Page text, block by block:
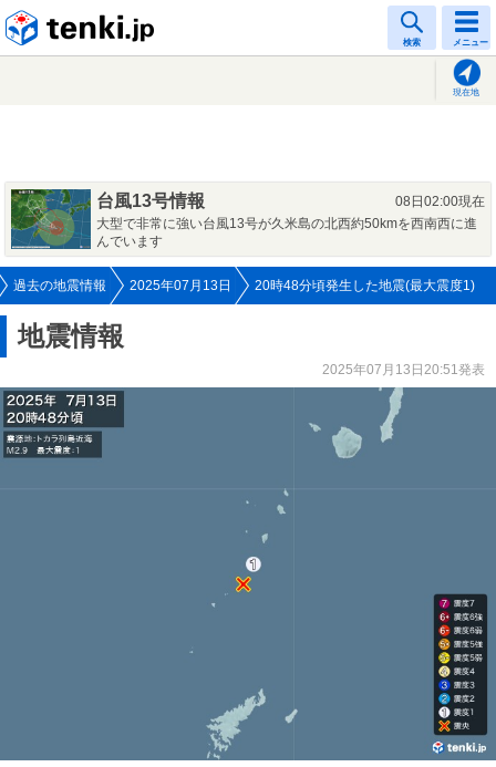
検索 メニュー
現在地
台風13号情報
08日02:00現在
大型で非常に強い台風13号が久米島の北西約50kmを西南西に進
んでいます
過去の地震情報 2025年07月13日 20時48分頃発生した地震(最大震度1)
地震情報
2025年07月13日20:51発表